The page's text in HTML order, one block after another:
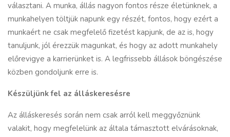
választani. A munka, állás nagyon fontos része életünknek, a
munkahelyen töltjük napunk egy részét, fontos, hogy ezért a
munkaért ne csak megfelelő fizetést kapjunk, de az is, hogy
tanuljunk, jól érezzük magunkat, és hogy az adott munkahely
előrevigye a karrierünket is. A legfrissebb állások böngészése
közben gondoljunk erre is.
Készüljünk fel az álláskeresésre
Az álláskeresés során nem csak arról kell meggyőznünk
valakit, hogy megfelelünk az általa támasztott elvárásoknak,